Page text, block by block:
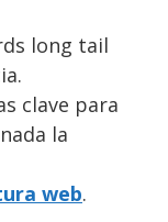
long tail
clave para
la
web.